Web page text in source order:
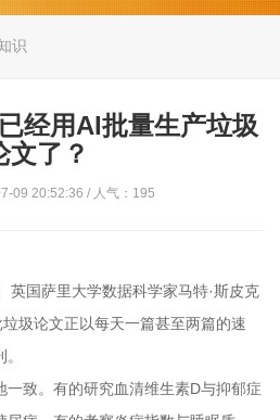
识
经用AI批量生产垃圾
文了？
09 20:52:36 / 人气：195
英国萨里大学数据科学家马特·斯皮克
垃圾论文正以每天一篇甚至两篇的速
致。有的研究血清维生素D与抑郁症